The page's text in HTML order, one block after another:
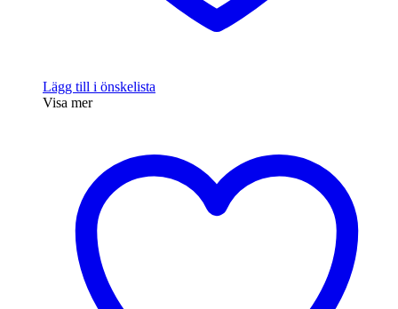
Lägg till i önskelista
Visa mer